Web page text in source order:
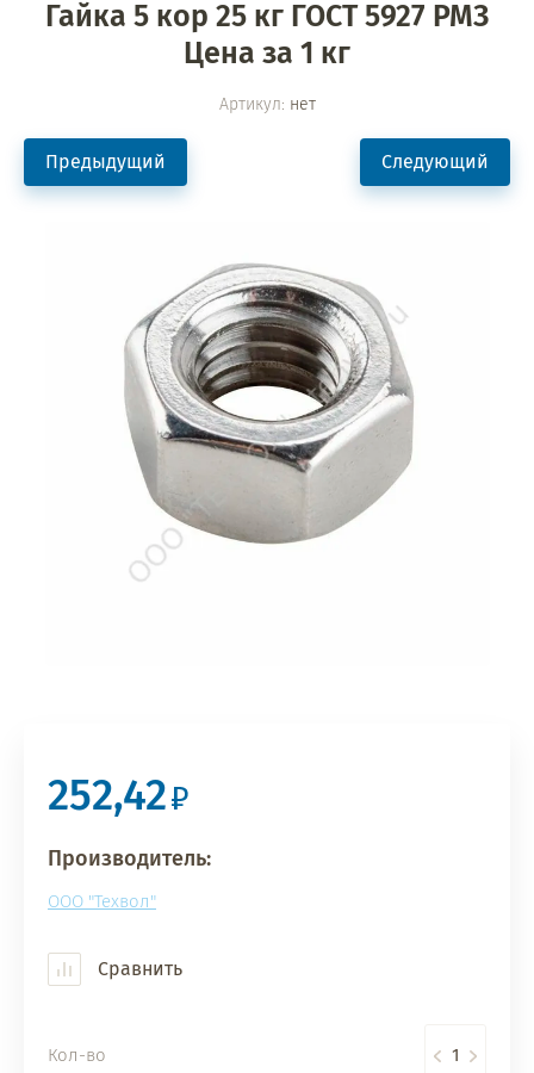
Гайка 5 кор 25 кг ГОСТ 5927 РМЗ
Цена за 1 кг
Артикул: нет
Предыдущий Следующий
252,42
Производитель:
ООО "Техвол"
Сравнить
Кол-во